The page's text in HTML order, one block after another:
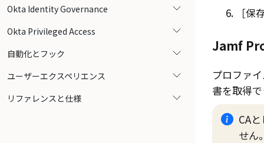
Okta Identity Governance
Okta Privileged Access
自動化とフック
ユーザーエクスペリエンス
リファレンスと仕様
保
Jamf
プロファ
書を取得
CA
せん